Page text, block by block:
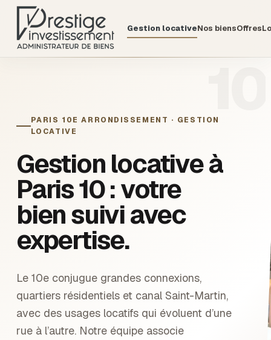
Gestion locativeNos biensOffres
PARIS 10E ARRONDISSEMENT · GESTION
LOCATIVE
Gestion locative à
Paris 10: votre
bien suivi avec
expertise.
Le 10e conjugue grandes connexions,
quartiers résidentiels et canal Saint-Martin,
avec des usages locatifs qui évoluent d’une
rue à l’autre.Notre équipe associe